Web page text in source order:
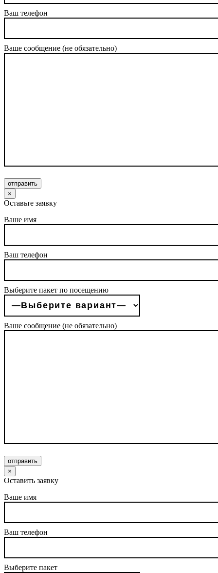
Ваш телефон
Ваше сообщение (не обязательно)
отправить
×
Оставьте заявку
Ваше имя
Ваш телефон
Выберите пакет по посещению
Ваше сообщение (не обязательно)
отправить
×
Оставить заявку
Ваше имя
Ваш телефон
Выберите пакет